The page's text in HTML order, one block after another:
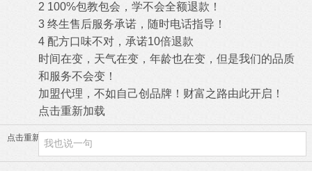
2 100%包教包会，学不会全额退款！
3 终生售后服务承诺，随时电话指导！
4 配方口味不对，承诺10倍退款
时间在变，天气在变，年龄也在变，但是我们的品质
和服务不会变！
加盟代理，不如自己创品牌！财富之路由此开启！
点击重新加载
点击重新加载